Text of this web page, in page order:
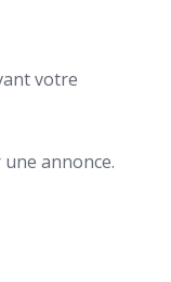
votre
annonce.